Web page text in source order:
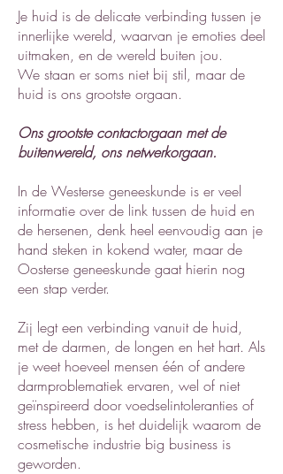
Je huid is de delicate verbinding tussen je
innerlijke wereld, waarvan je emoties deel
uitmaken, en de wereld buiten jou.
We staan er soms niet bij stil, maar de
huid is ons grootste orgaan.
Ons grootste contactorgaan met de
buitenwereld, ons netwerkorgaan.
In de Westerse geneeskunde is er veel
informatie over de link tussen de huid en
de hersenen, denk heel eenvoudig aan je
hand steken in kokend water, maar de
Oosterse geneeskunde gaat hierin nog
een stap verder.
Zij legt een verbinding vanuit de huid,
met de darmen, de longen en het hart. Als
je weet hoeveel mensen één of andere
darmproblematiek ervaren, wel of niet
geïnspireerd door voedselintoleranties of
stress hebben, is het duidelijk waarom de
cosmetische industrie big business is
geworden.